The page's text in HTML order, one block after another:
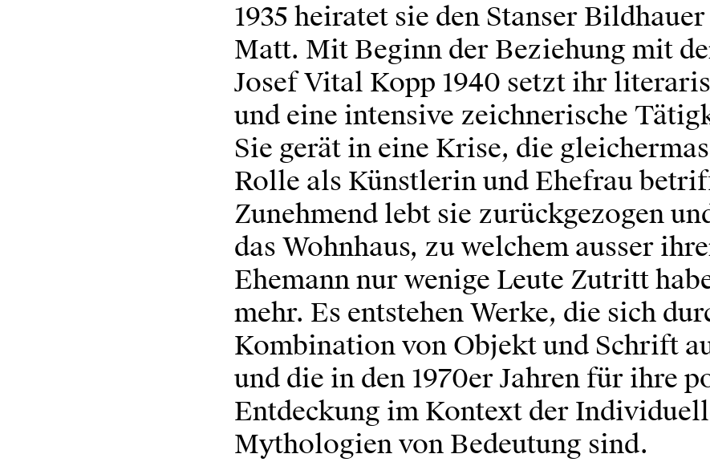
1935 heiratet sie den Stanser
Matt. Mit Beginn der Beziehung mit
Josef Vital Kopp 1940 setzt ihr
und eine intensive zeichnerische
Sie gerät in eine Krise, die
Rolle als Künstlerin und Ehefrau
Zunehmend lebt sie zurückgezogen
das Wohnhaus, zu welchem ausser
Ehemann nur wenige Leute Zutritt
mehr. Es entstehen Werke, die sich
Kombination von Objekt und Schrift
und die in den 1970er Jahren für ihre
Entdeckung im Kontext der
Mythologien von Bedeutung sind.